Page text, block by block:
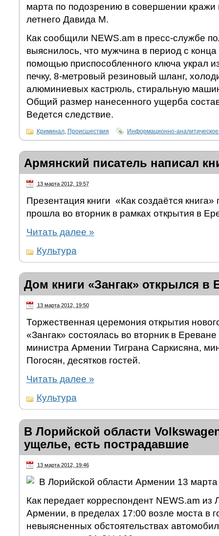
марта по подозрению в совершении кражи
летнего Давида М.
Как сообщили NEWS.am в пресс-службе
выяснилось, что мужчина в период с
помощью приспособленного ключа украл
печку, 8-метровый резиновый шланг,
алюминиевых кастрюль, стиральную
Общий размер нанесенного ущерба
Ведется следствие.
Криминал, Происшествия Информационно-аналитическое
Армянский писатель написал
13 марта 2012, 19:57
Презентация книги «Как создаётся
прошла во вторник в рамках открытия в
Читать далее »
Культура
Дом книги «Зангак» открылся в
13 марта 2012, 19:50
Торжественная церемония открытия
«Зангак» состоялась во вторник в
министра Армении Тиграна Саркисяна,
Погосян, десятков гостей.
Читать далее »
Культура
В Лорийской области
ущелье, есть пострадавшие
13 марта 2012, 19:46
В Лорийской области Армении 13
Как передает корреспондент NEWS.am из
Армении, в пределах 17:00 возле моста в
невыясненных обстоятельствах